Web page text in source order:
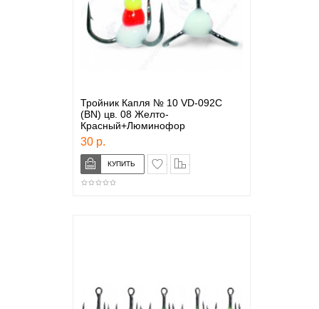
Тройник Капля № 10 VD-092C
(BN) цв. 08 Желто-
Красный+Люминофор
30 р.
в закладки